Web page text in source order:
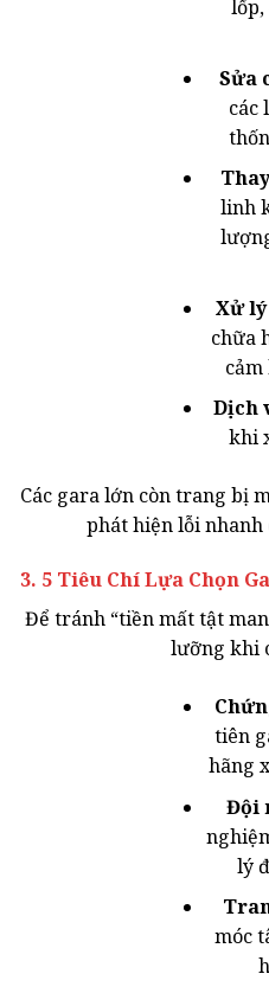
lốp,
Sửa
các
linh
Xử lý
chữa
cảm
Dịch
khi
Các gara lớn còn trang bị
phát hiện lỗi nhanh
3. 5 Tiêu Chí Lựa Chọn
Để tránh “tiền mất tật
lưỡng khi
tiên
hãng
Đội
lý
móc